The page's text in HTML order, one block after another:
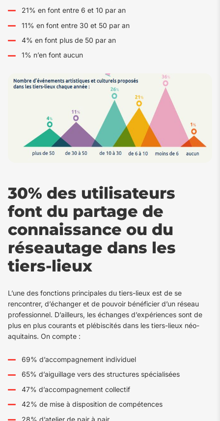
21% en font entre 6 et 10 par an
11% en font entre 30 et 50 par an
4% en font plus de 50 par an
1% n’en font aucun
30% des utilisateurs
font du partage de
connaissance ou du
réseautage dans les
tiers-lieux
L’une des fonctions principales du tiers-lieux est de se
rencontrer, d’échanger et de pouvoir bénéficier d’un réseau
professionnel. D’ailleurs, les échanges d’expériences sont de
plus en plus courants et plébiscités dans les tiers-lieux néo-
aquitains. On compte :
69% d’accompagnement individuel
65% d’aiguillage vers des structures spécialisées
47% d’accompagnement collectif
42% de mise à disposition de compétences
28% d’atelier de pair à pair